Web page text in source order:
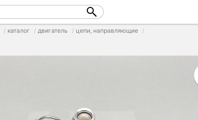
каталог двигатель цепи, направляющие